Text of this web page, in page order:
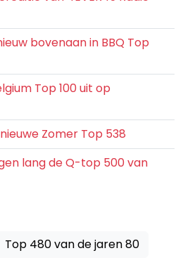
bovenaan in BBQ Top
Top 100 uit op
Zomer Top 538
lang de Q-top 500 van
Top 480 van de jaren 80